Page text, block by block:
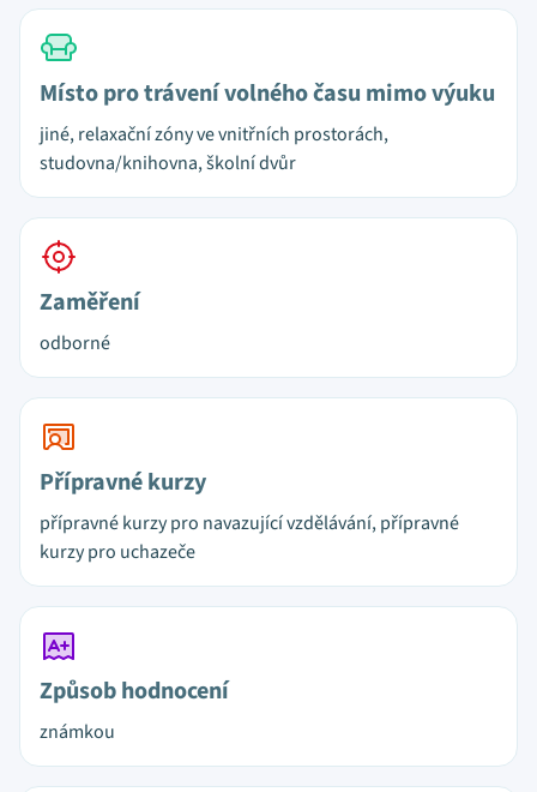
Místo pro trávení volného času mimo výuku
jiné, relaxační zóny ve vnitřních prostorách,
studovna/knihovna, školní dvůr
Zaměření
odborné
Přípravné kurzy
přípravné kurzy pro navazující vzdělávání, přípravné
kurzy pro uchazeče
Způsob hodnocení
známkou